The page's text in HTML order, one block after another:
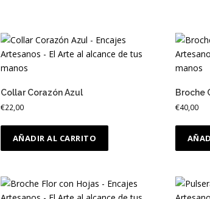
Collar Corazón Azul
€22,00
AÑADIR AL CARRITO
Broche
€40,00